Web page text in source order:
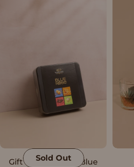
Sold Out
Gift Box Assorted Blue